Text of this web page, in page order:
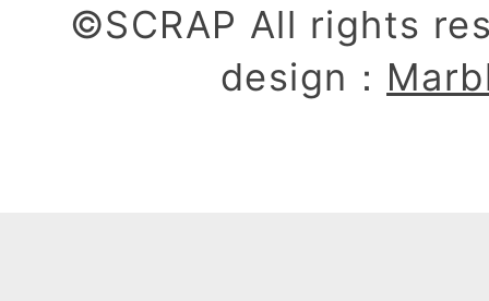
©SCRAP All rights
design：